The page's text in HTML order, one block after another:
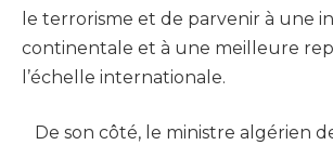
le terrorisme et de parvenir à une
continentale et à une meilleure
l’échelle internationale.
De son côté, le ministre algérien